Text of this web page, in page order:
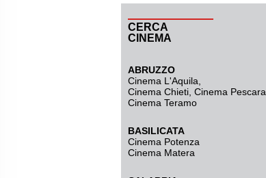
CERCA
CINEMA
ABRUZZO
Cinema L'Aquila
Cinema Chieti, Cinema Pescara,
Cinema Teramo
BASILICATA
Cinema Potenza
Cinema Matera